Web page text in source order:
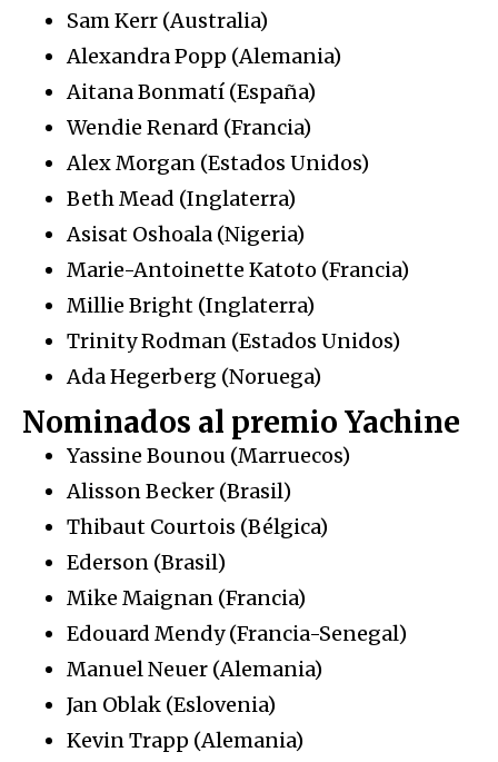
Sam Kerr (Australia)
Alexandra Popp (Alemania)
Aitana Bonmatí (España)
Wendie Renard (Francia)
Alex Morgan (Estados Unidos)
Beth Mead (Inglaterra)
Asisat Oshoala (Nigeria)
Marie-Antoinette Katoto (Francia)
Millie Bright (Inglaterra)
Trinity Rodman (Estados Unidos)
Ada Hegerberg (Noruega)
Nominados al premio Yachine
Yassine Bounou (Marruecos)
Alisson Becker (Brasil)
Thibaut Courtois (Bélgica)
Ederson (Brasil)
Mike Maignan (Francia)
Edouard Mendy (Francia-Senegal)
Manuel Neuer (Alemania)
Jan Oblak (Eslovenia)
Kevin Trapp (Alemania)